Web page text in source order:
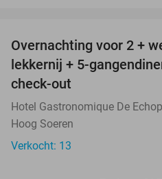
Overnachting voor 2 +
lekkernij + 5-
check-out
Hotel Gastronomique De
Hoog Soeren
Verkocht: 13